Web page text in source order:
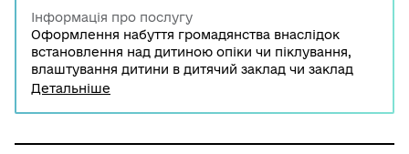
Інформація про послугу
Оформлення набуття громадянства внаслідок
встановлення над дитиною опіки чи піклування,
влаштування дитини в дитячий заклад чи заклад
охорони здоров’я, у дитячий будинок сімейного
Детальніше